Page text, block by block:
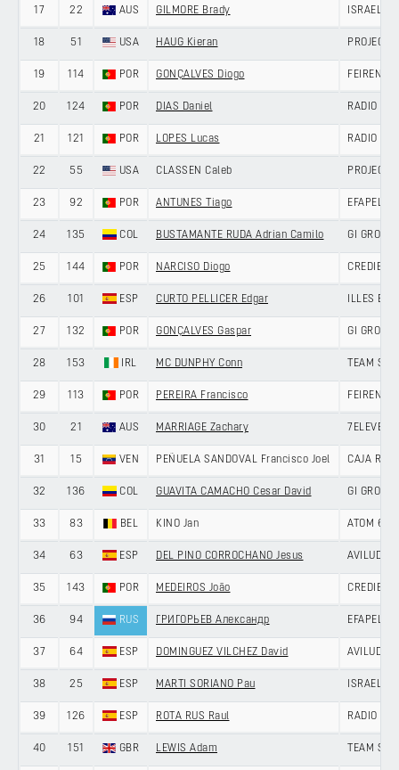
17 22 AUS GILMORE Brady ISRAEL
18 51 USA HAUG Kieran PROJECT
19 114 POR GONÇALVES Diogo FEIRENSE
20 124 POR DIAS Daniel RADIO
21 121 POR LOPES Lucas RADIO
22 55 USA CLASSEN Caleb PROJECT
23 92 POR ANTUNES Tiago EFAPEL
24 135 COL BUSTAMANTE RUDA Adrian Camilo GI GROUP
25 144 POR NARCISO Diogo
26 101 ESP CURTO PELLICER Edgar ILLES
27 132 POR GONÇALVES Gaspar GI GROUP
28 153 IRL MC DUNPHY Conn TEAM
29 113 POR PEREIRA Francisco FEIRENSE
30 21 AUS MARRIAGE Zachary 7ELEVEN
31 15 VEN PEÑUELA SANDOVAL Francisco Joel CAJA
32 136 COL GUAVITA CAMACHO Cesar David GI GROUP
33 83 BEL KINO Jan ATOM 6
34 63 ESP DEL PINO CORROCHANO Jesus AVILUDO -
35 143 POR MEDEIROS João
36 94 RUS ГРИГОРЬЕВ Александр EFAPEL
37 64 ESP DOMINGUEZ VILCHEZ David AVILUDO -
38 25 ESP MARTI SORIANO Pau ISRAEL
39 126 ESP ROTA RUS Raul RADIO
40 151 GBR LEWIS Adam TEAM